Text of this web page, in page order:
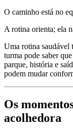
O caminho está no
A rotina orienta; ela
Uma rotina saudável
turma pode saber
parque, história e
podem mudar
Os
acolhedora